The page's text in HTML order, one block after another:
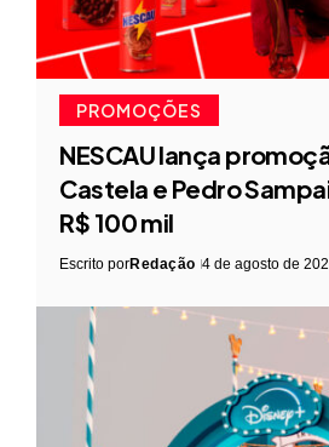
PROMOÇÕES
NESCAU lança
Castela e Pedro
R$ 100 mil
Escrito porRedação 4 de agosto de